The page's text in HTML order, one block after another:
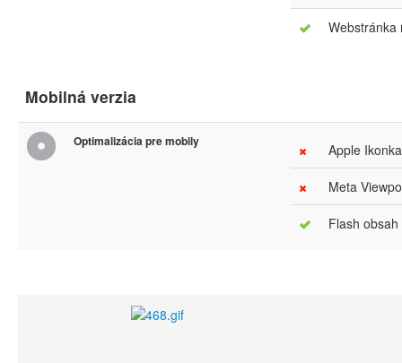
Webstránka
Mobilná verzia
Optimalizácia pre mobily Apple Ikonka
Meta
Flash obsah